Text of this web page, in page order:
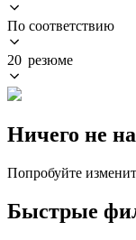
По соответствию
20 резюме
Ничего не
Попробуйте
Быстрые